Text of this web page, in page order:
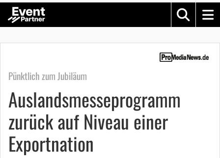
Pünktlich zum Jubiläum
Auslandsmesseprogramm
zurück auf Niveau einer
Exportnation